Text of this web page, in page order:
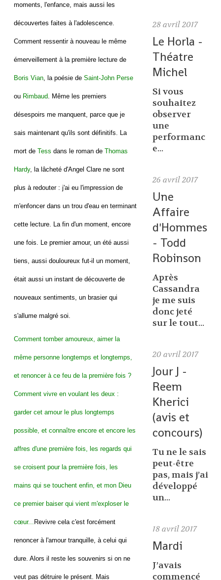
moments, l'enfance, mais aussi les
découvertes faites à l'adolescence.
Comment ressentir à nouveau le même
émerveillement à la première lecture de
Boris Vian, la poésie de Saint-John Perse
ou Rimbaud . Même les premiers
désespoirs me manquent, parce que je
sais maintenant qu'ils sont définitifs. La
mort de Tess dans le roman de Thomas
Hardy, la lâcheté d'Angel Clare ne sont
plus à redouter : j'ai eu l'impression de
m'enfoncer dans un trou d'eau en terminant
cette lecture. La fin d'un moment, encore
une fois. Le premier amour, un été aussi
tiens, aussi douloureux fut-il un moment,
était aussi un instant de découverte de
nouveaux sentiments, un brasier qui
s'allume malgré soi.
Comment tomber amoureux, aimer la
même personne longtemps et longtemps,
et renoncer à ce feu de la première fois ?
Comment vivre en voulant les deux :
garder cet amour le plus longtemps
possible, et connaître encore et encore les
affres d'une première fois, les regards qui
se croisent pour la première fois, les
mains qui se touchent enfin, et mon Dieu
ce premier baiser qui vient m'exploser le
cœur... Revivre cela c'est forcément
renoncer à l'amour tranquille, à celui qui
dure. Alors il reste les souvenirs si on ne
veut pas détruire le présent. Mais
28 avril 2017
Le Horla -
Théatre
Michel
Si vous
souhaitez
observer
une
performanc
e...
26 avril 2017
Une
Affaire
d'Hommes
- Todd
Robinson
Après
Cassandra
je me suis
donc jeté
sur le tout...
20 avril 2017
Jour J -
Reem
Kherici
(avis et
concours)
Tu ne le sais
peut-être
pas, mais j’ai
développé
un...
18 avril 2017
Mardi
J’avais
commencé